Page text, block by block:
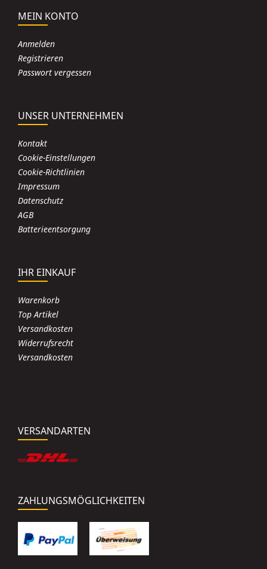
MEIN KONTO
Anmelden
Registrieren
Passwort vergessen
UNSER UNTERNEHMEN
Kontakt
Cookie-Einstellungen
Cookie-Richtlinien
Impressum
Datenschutz
AGB
Batterieentsorgung
IHR EINKAUF
Warenkorb
Top Artikel
Versandkosten
Widerrufsrecht
Versandkosten
VERSANDARTEN
ZAHLUNGSMÖGLICHKEITEN